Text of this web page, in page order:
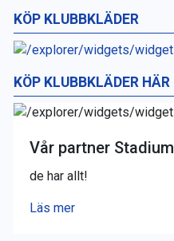
KÖP KLUBBKLÄDER
KÖP KLUBBKLÄDER HÄR
Vår partner Stadium
de har allt!
Läs mer